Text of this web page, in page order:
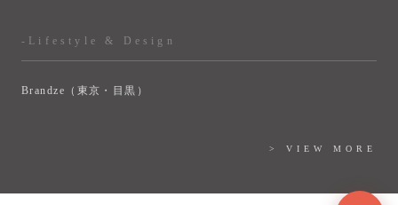
-Lifestyle & Design
Brandze（東京・目黒）
> VIEW MORE